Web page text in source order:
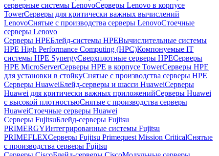
серверные системы LenovoСерверы Lenovo в корпусе
TowerСерверы для критически важных вычислений
LenovoСнятые с производства серверы LenovoСтоечные
серверы Lenovo
Серверы HPEБлейд-системы HPEВычислительные системы
HPE High Performance Computing (HPC)Компонуемые IT
системы HPE SynergyСверхплотные серверы HPEСерверы
HPE MicroServerСерверы HPE в корпусе TowerСерверы HPE
для установки в стойкуСнятые с производства серверы HPE
Серверы HuaweiБлейд-серверы и шасси HuaweiСерверы
Huawei для критически важных приложенийСерверы Huawei
с высокой плотностьюСнятые с производства серверы
HuaweiСтоечные серверы Huawei
Серверы FujitsuБлейд-серверы Fujitsu
PRIMERGYИнтегрированные системы Fujitsu
PRIMEFLEXСерверы Fujitsu Primequest Mission CriticalСнятые
с производства серверы Fujitsu